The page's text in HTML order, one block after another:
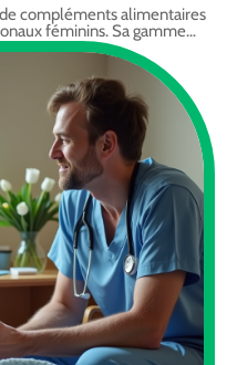
compléments alimentaires
féminins. Sa gamme…